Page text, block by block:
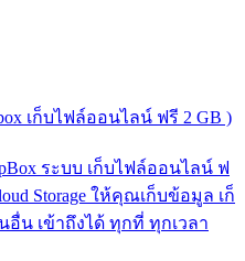
เก็บไฟล์ออนไลน์ ฟรี 2 GB )
ระบบ เก็บไฟล์ออนไลน์ ฟ
Storage ให้คุณเก็บข้อมูล เก็
น เข้าถึงได้ ทุกที่ ทุกเวลา